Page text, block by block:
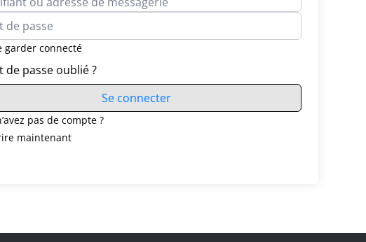
garder connecté
de passe oublié ?
Se connecter
pas de compte ?
maintenant